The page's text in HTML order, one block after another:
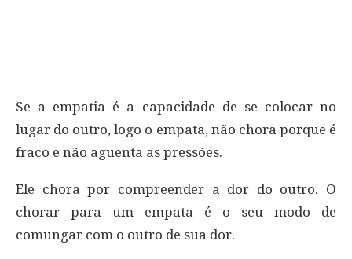
Se a empatia é a capacidade de se colocar no
lugar do outro, logo o empata, não chora porque é
fraco e não aguenta as pressões.
Ele chora por compreender a dor do outro. O
chorar para um empata é o seu modo de
comungar com o outro de sua dor.